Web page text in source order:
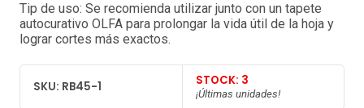
Tip de uso: Se recomienda utilizar junto con un tapete
autocurativo OLFA para prolongar la vida útil de la hoja y
lograr cortes más exactos.
SKU: RB45-1 STOCK: 3
¡Últimas unidades!